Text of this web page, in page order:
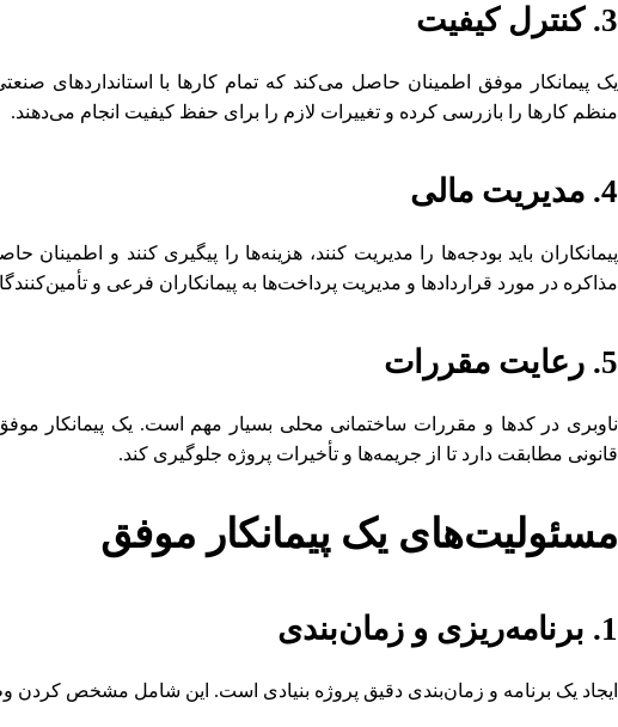
3. کنترل کیفیت
یک پیمانکار موفق اطمینان حاصل می‌کند که تمام کارها با استانداردهای
منظم کارها را بازرسی کرده و تغییرات لازم را برای حفظ کیفیت انجام می‌دهند.
4. مدیریت مالی
پیمانکاران باید بودجه‌ها را مدیریت کنند، هزینه‌ها را پیگیری کنند و
مذاکره در مورد قراردادها و مدیریت پرداخت‌ها به پیمانکاران فرعی و
5. رعایت مقررات
ناوبری در کدها و مقررات ساختمانی محلی بسیار مهم است. یک پیمانکار
قانونی مطابقت دارد تا از جریمه‌ها و تأخیرات پروژه جلوگیری کند.
مسئولیت‌های یک پیمانکار موفق
1. برنامه‌ریزی و زمان‌بندی
ایجاد یک برنامه و زمان‌بندی دقیق پروژه بنیادی است. این شامل مشخص